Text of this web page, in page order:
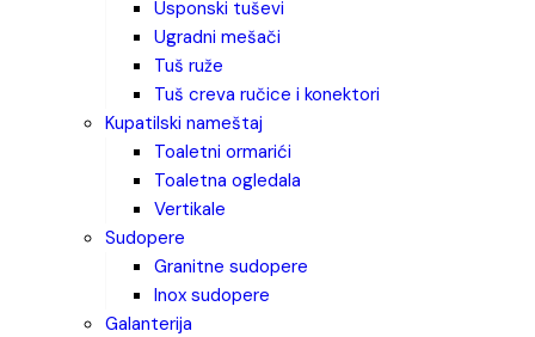
usponski tuševi
ugradni mešači
tuš ruže
tuš creva ručice i konektori
kupatilski nameštaj
toaletni ormarići
toaletna ogledala
vertikale
sudopere
granitne sudopere
inox sudopere
galanterija